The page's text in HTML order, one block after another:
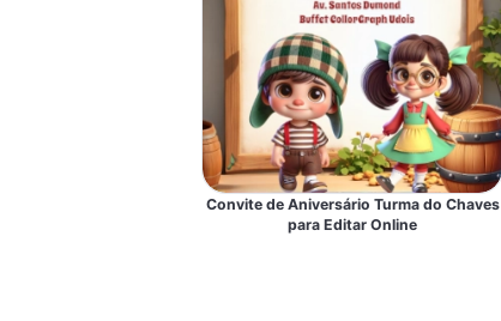
Convite de Aniversário Turma do Chaves
para Editar Online